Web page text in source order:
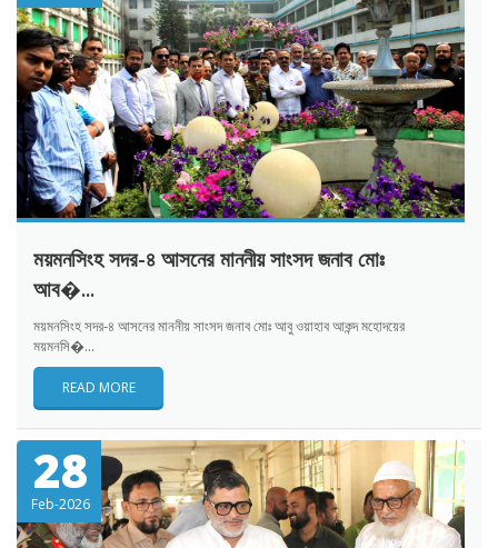
ময়মনসিংহ সদর-৪ আসনের মাননীয় সাংসদ জনাব মোঃ
আব�...
ময়মনসিংহ সদর-৪ আসনের মাননীয় সাংসদ জনাব মোঃ আবু ওয়াহাব আকন্দ মহোদয়ের
ময়মনসি�...
READ MORE
28
Feb-2026